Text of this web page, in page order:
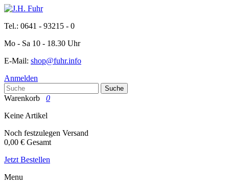
Tel.: 0641 - 93215 - 0
Mo - Sa 10 - 18.30 Uhr
E-Mail: shop@fuhr.info
Anmelden
Suche
Warenkorb
0
Keine Artikel
Noch festzulegen Versand
0,00 € Gesamt
Jetzt Bestellen
Menu